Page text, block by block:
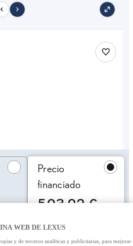
Save car
Precio
financiado
503,92 €
/mes
WEB DE LEXUS
y de terceros analíticas y publicitarias, para mejorar